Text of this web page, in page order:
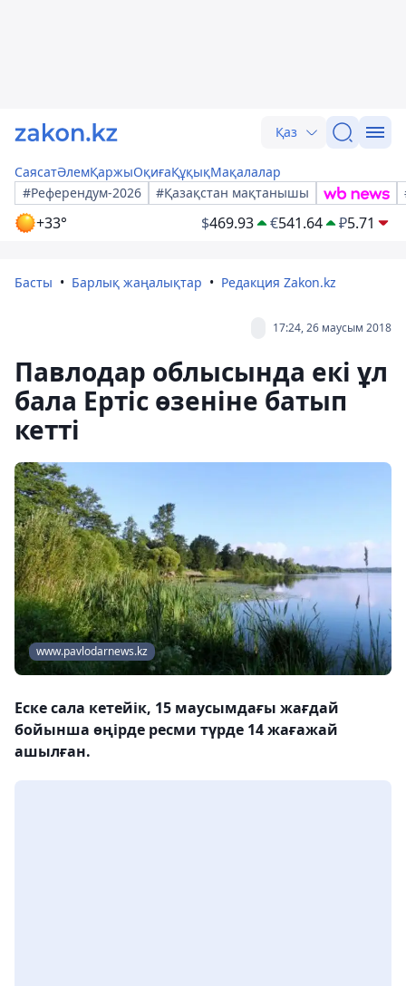
Қаз
СаясатӘлемҚаржыОқиғаҚұқықМақалалар
#Референдум-2026
#Қазақстан мақтанышы
+33° $469.93 €541.64 ₽5.71
Басты Барлық жаңалықтар Редакция Zakon.kz
17:24, 26 маусым 2018
Павлодар облысында екі ұл
бала Ертіс өзеніне батып
кетті
www.pavlodarnews.kz
Еске сала кетейік, 15 маусымдағы жағдай
бойынша өңірде ресми түрде 14 жағажай
ашылған.